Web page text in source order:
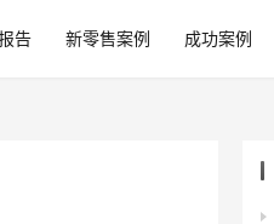
告 新零售案例 成功案例